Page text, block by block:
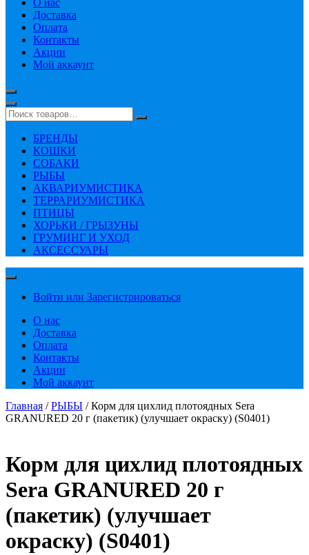
О нас
Доставка
Оплата
Контакты
Акции
Мой аккаунт
БРЕНДЫ
КОШКИ
СОБАКИ
РЫБЫ
АКВАРИУМИСТИКА
ТЕРРАРИУМИСТИКА
ПТИЦЫ
ХОРЬКИ / ГРЫЗУНЫ
ГРУМИНГ И УХОД
АКСЕССУАРЫ
Войти или Зарегистрироваться
О нас
Доставка
Оплата
Контакты
Акции
Мой аккаунт
Главная /РЫБЫ / Корм для цихлид плотоядных Sera
GRANURED 20 г (пакетик) (улучшает окраску) (S0401)
Корм для цихлид плотоядных
Sera GRANURED 20 г
(пакетик) (улучшает
окраску) (S0401)